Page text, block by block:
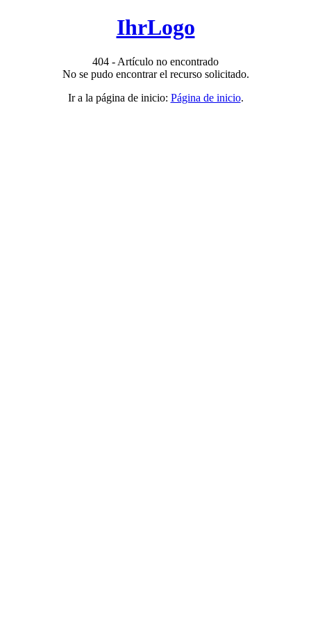
IhrLogo
404 - Artículo no encontrado
No se pudo encontrar el recurso solicitado.
Ir a la página de inicio: Página de inicio.